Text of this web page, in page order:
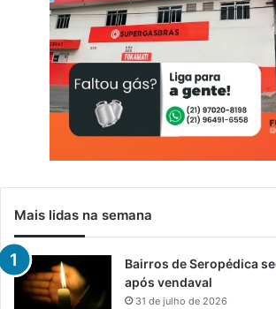
Mais lidas na semana
Bairros de Seropédica
após vendaval
31 de julho de 2026